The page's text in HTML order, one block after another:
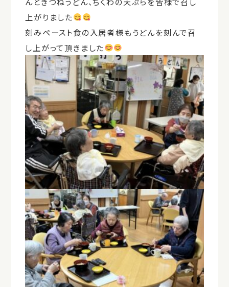
上がりました
刻みペースト食の入居者様もうどんを刻んで召
し上がって頂きました